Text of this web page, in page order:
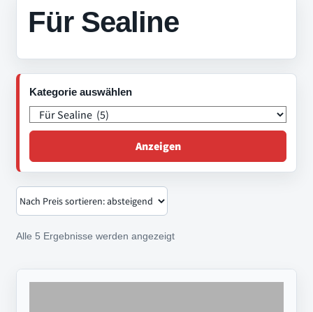
Für Sealine
Kategorie auswählen
Anzeigen
Alle 5 Ergebnisse werden angezeigtNach
absteigend